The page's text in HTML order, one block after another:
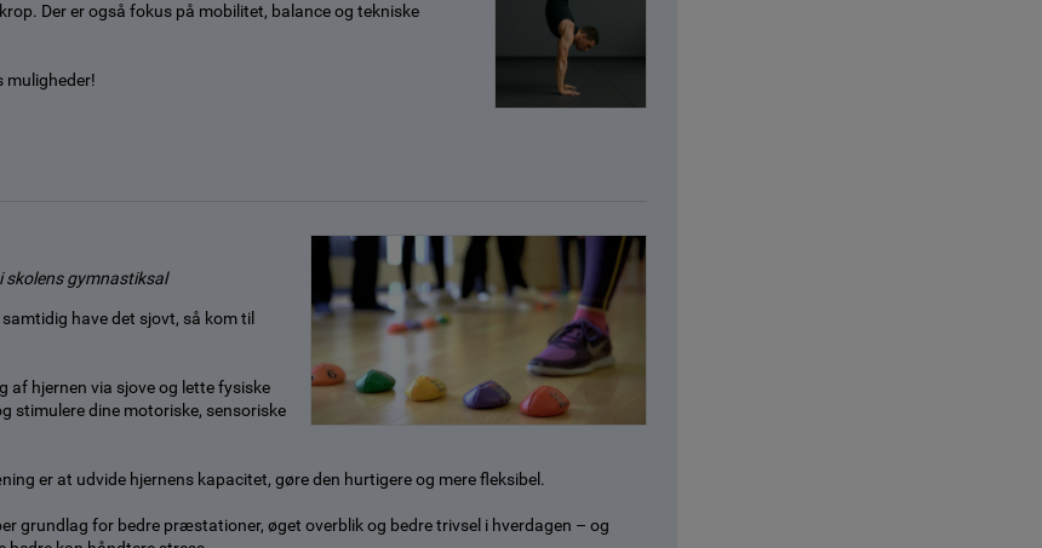
Der er også fokus på mobilitet, balance og tekniske
muligheder!
skolens gymnastiksal
have det sjovt, så kom til
hjernen via sjove og lette fysiske
stimulere dine motoriske, sensoriske
er at udvide hjernens kapacitet, gøre den hurtigere og mere fleksibel.
grundlag for bedre præstationer, øget overblik og bedre trivsel i hverdagen – og